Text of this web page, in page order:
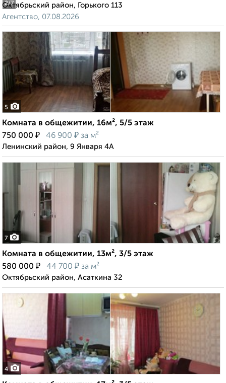
2/7
Октябрьский район, Горького 113
Агентство, 07.08.2026
5
Комната в общежитии, 16м², 5/5 этаж
750 000 ₽ 46 900 ₽ за м²
Ленинский район, 9 Января 4А
7
Комната в общежитии, 13м², 3/5 этаж
580 000 ₽ 44 700 ₽ за м²
Октябрьский район, Асаткина 32
4